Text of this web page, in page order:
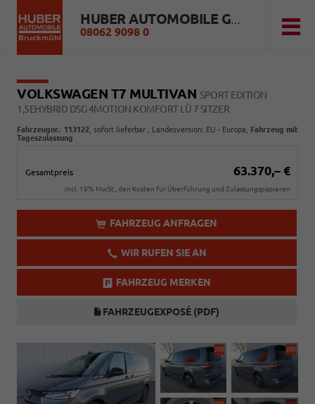
HUBER AUTOMOBILE GMBH
08062 9098 0
VOLKSWAGEN T7 MULTIVAN SPORT EDITION
1,5EHYBRID DSG 4MOTION KOMFORT LÜ 7 SITZER
Fahrzeugnr.: 113122 sofort lieferbar , Landesversion: EU - Europa, Fahrzeug mit
Tageszulassung
Gesamtpreis 63.370,– €
incl. 19% MwSt., den Kosten für Überführung und Zulassungspapieren
FAHRZEUG ANFRAGEN
WIR RUFEN SIE AN
FAHRZEUG MERKEN
FAHRZEUGEXPOSÉ (PDF)